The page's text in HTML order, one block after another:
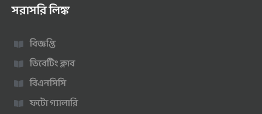
সরাসরি লিঙ্ক
বিজ্ঞপ্তি
ডিবেটিং ক্লাব
বিএনসিসি
ফটো গ্যালারি